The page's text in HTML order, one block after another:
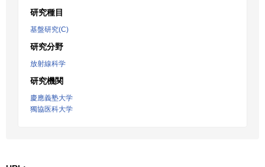
研究種目
基盤研究(C)
研究分野
放射線科学
研究機関
慶應義塾大学
獨協医科大学